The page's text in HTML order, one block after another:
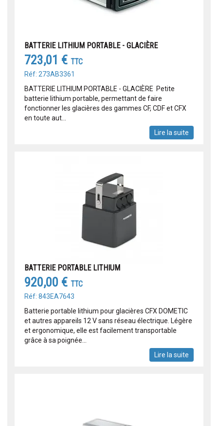
BATTERIE LITHIUM PORTABLE - GLACIÈRE
723,01 € TTC
Réf: 273AB3361
BATTERIE LITHIUM PORTABLE - GLACIÈRE Petite
batterie lithium portable, permettant de faire
fonctionner les glacières des gammes CF, CDF et CFX
en toute aut...
Lire la suite
BATTERIE PORTABLE LITHIUM
920,00 € TTC
Réf: 843EA7643
Batterie portable lithium pour glacières CFX DOMETIC
et autres appareils 12 V sans réseau électrique. Légère
et ergonomique, elle est facilement transportable
grâce à sa poignée...
Lire la suite